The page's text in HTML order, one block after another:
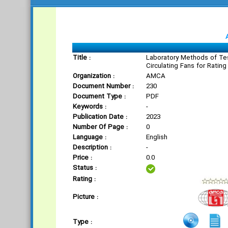
Title :
Laboratory Methods of
Circulating Fans for
Organization :
AMCA
Document Number :
230
Document Type :
PDF
Keywords :
-
Publication Date :
2023
Number Of Page :
0
Language :
English
Description :
-
Price :
0.0
Status :
Rating :
Picture :
Type :